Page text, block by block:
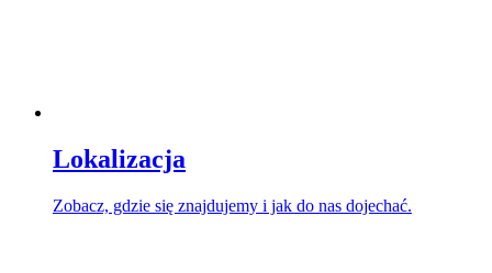
Lokalizacja
Zobacz, gdzie się znajdujemy i jak do nas dojechać.